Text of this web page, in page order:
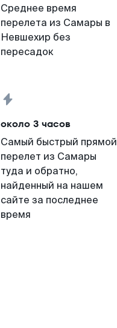
Среднее время
перелета из Самары в
Невшехир без
пересадок
около 3 часов
Самый быстрый прямой
перелет из Самары
туда и обратно,
найденный на нашем
сайте за последнее
время